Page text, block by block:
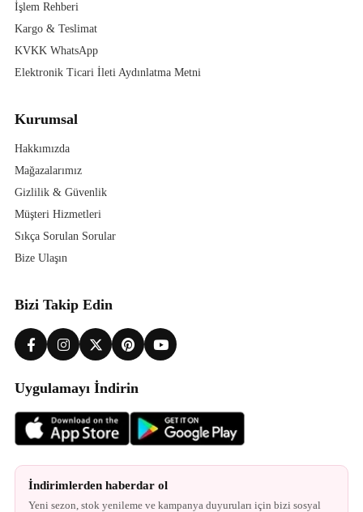
İşlem Rehberi
Kargo & Teslimat
KVKK WhatsApp
Elektronik Ticari İleti Aydınlatma Metni
Kurumsal
Hakkımızda
Mağazalarımız
Gizlilik & Güvenlik
Müşteri Hizmetleri
Sıkça Sorulan Sorular
Bize Ulaşın
Bizi Takip Edin
Uygulamayı İndirin
İndirimlerden haberdar ol
Yeni sezon, stok yenileme ve kampanya duyuruları için bizi sosyal